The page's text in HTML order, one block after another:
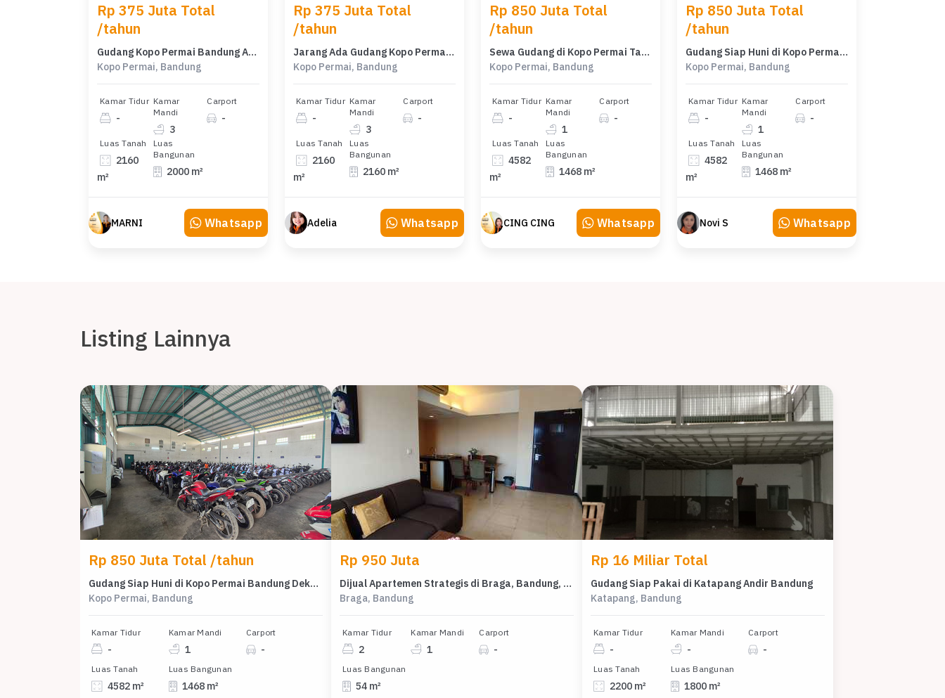
Rp 375 Juta Total
/tahun
Gudang Kopo Permai Bandung Akses Tronton Ada Mess
Kopo Permai, Bandung
Kamar Tidur
-
Kamar
Mandi
3
Carport
-
Luas Tanah
2160
m²
Luas
Bangunan
2000 m²
MARNI Whatsapp
Rp 375 Juta Total
/tahun
Jarang Ada Gudang Kopo Permai Akses Tol Kopo
Kopo Permai, Bandung
Kamar Tidur
-
Kamar
Mandi
3
Carport
-
Luas Tanah
2160
m²
Luas
Bangunan
2160 m²
Adelia Whatsapp
Rp 850 Juta Total
/tahun
Sewa Gudang di Kopo Permai Tanah Luas Akses Tol Kopo
Kopo Permai, Bandung
Kamar Tidur
-
Kamar
Mandi
1
Carport
-
Luas Tanah
4582
m²
Luas
Bangunan
1468 m²
CING CING Whatsapp
Rp 850 Juta Total
/tahun
Gudang Siap Huni di Kopo Permai Bandung Dekat Moh Toha
Kopo Permai, Bandung
Kamar Tidur
-
Kamar
Mandi
1
Carport
-
Luas Tanah
4582
m²
Luas
Bangunan
1468 m²
Novi S Whatsapp
Listing Lainnya
Rp 850 Juta Total /tahun
Gudang Siap Huni di Kopo Permai Bandung Dekat Moh Toha
Kopo Permai, Bandung
Kamar Tidur
-
Kamar Mandi
1
Carport
-
Luas Tanah
4582 m²
Luas Bangunan
1468 m²
Rp 950 Juta
Dijual Apartemen Strategis di Braga, Bandung, Luas 54m²
Braga, Bandung
Kamar Tidur
2
Kamar Mandi
1
Carport
-
Luas Bangunan
54 m²
Rp 16 Miliar Total
Gudang Siap Pakai di Katapang Andir Bandung
Katapang, Bandung
Kamar Tidur
-
Kamar Mandi
-
Carport
-
Luas Tanah
2200 m²
Luas Bangunan
1800 m²